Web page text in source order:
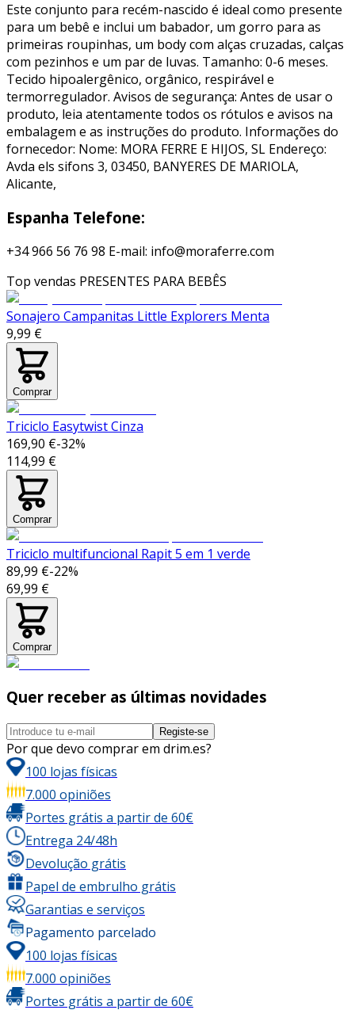
Este conjunto para recém-nascido é ideal como presente
para um bebê e inclui um babador, um gorro para as
primeiras roupinhas, um body com alças cruzadas, calças
com pezinhos e um par de luvas. Tamanho: 0-6 meses.
Tecido hipoalergênico, orgânico, respirável e
termorregulador. Avisos de segurança: Antes de usar o
produto, leia atentamente todos os rótulos e avisos na
embalagem e as instruções do produto. Informações do
fornecedor: Nome: MORA FERRE E HIJOS, SL Endereço:
Avda els sifons 3, 03450, BANYERES DE MARIOLA,
Alicante,
Espanha Telefone:
+34 966 56 76 98 E-mail: info@moraferre.com
Top vendas PRESENTES PARA BEBÊS
Sonajero Campanitas Little Explorers Menta
9,99 €
Comprar
Triciclo Easytwist Cinza
169,90 €-32%
114,99 €
Comprar
Triciclo multifuncional Rapit 5 em 1 verde
89,99 €-22%
69,99 €
Comprar
Quer receber as últimas novidades
Registe-se
Por que devo comprar em drim.es?
100 lojas físicas
7.000 opiniões
Portes grátis a partir de 60€
Entrega 24/48h
Devolução grátis
Papel de embrulho grátis
Garantias e serviços
Pagamento parcelado
100 lojas físicas
7.000 opiniões
Portes grátis a partir de 60€